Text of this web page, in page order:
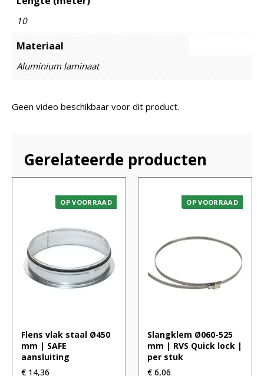
10
Materiaal
Aluminium laminaat
Geen video beschikbaar voor dit product.
Gerelateerde producten
OP VOORRAAD
Flens vlak staal Ø450
mm | SAFE
aansluiting
€ 14,36
OP VOORRAAD
Slangklem Ø060-525
mm | RVS Quick lock |
per stuk
€ 6,06